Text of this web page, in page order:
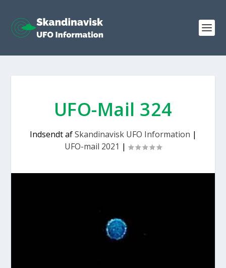
UFO-Mail 324
Indsendt afSkandinavisk UFO Information |
UFO-mail 2021 |